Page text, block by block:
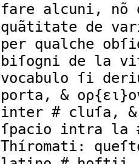
fare alcuni, nõ
quãtitate de
per qualche
biſogni de la
vocabulo ſi
porta, &
inter # cluſa,
ſpacio intra la
Thíromati: